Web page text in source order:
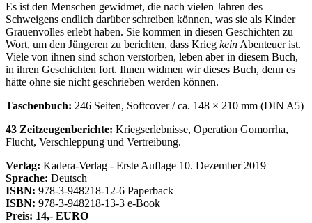
Es ist den Menschen gewidmet, die nach vielen Jahren des
Schweigens endlich darüber schreiben können, was sie als Kinder
Grauenvolles erlebt haben. Sie kommen in diesen Geschichten zu
Wort, um den Jüngeren zu berichten, dass Krieg kein Abenteuer ist.
Viele von ihnen sind schon verstorben, leben aber in diesem Buch,
in ihren Geschichten fort. Ihnen widmen wir dieses Buch, denn es
hätte ohne sie nicht geschrieben werden können.
Taschenbuch: 246 Seiten, Softcover / ca. 148 × 210 mm (DIN A5)
43 Zeitzeugenberichte: Kriegserlebnisse, Operation Gomorrha,
Flucht, Verschleppung und Vertreibung.
Verlag: Kadera-Verlag - Erste Auflage 10. Dezember 2019
Sprache: Deutsch
ISBN: 978-3-948218-12-6 Paperback
ISBN: 978-3-948218-13-3 e-Book
Preis: 14,- EURO